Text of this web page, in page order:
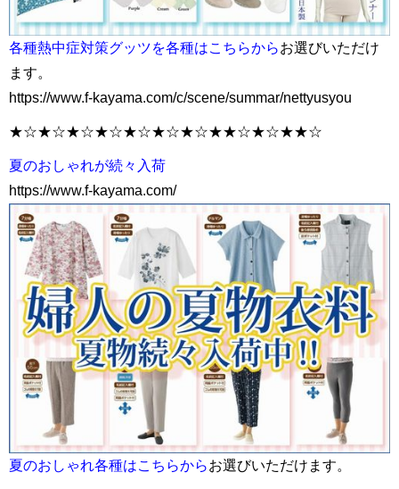
各種熱中症対策グッツを各種はこちらからお選びいただけ
ます。
https://www.f-kayama.com/c/scene/summar/nettyusyou
★☆★☆★☆★☆★☆★☆★☆★★☆★☆★★☆
夏のおしゃれが続々入荷
https://www.f-kayama.com/
夏のおしゃれ各種はこちらからお選びいただけます。